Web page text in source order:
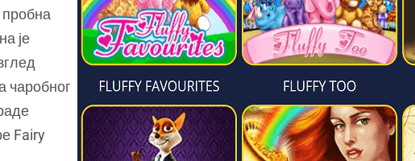
пробна
је
чаробног
Fairy